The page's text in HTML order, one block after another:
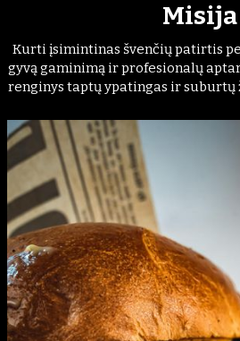
Misija
Kurti įsimintinas švenčių patirtis
gyvą gaminimą ir profesionalų
renginys taptų ypatingas ir suburtų